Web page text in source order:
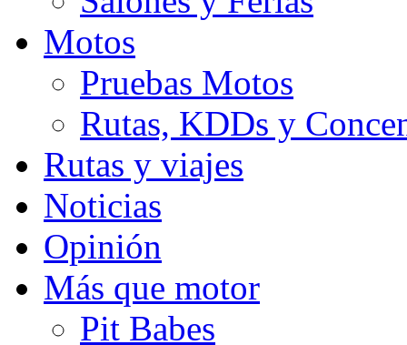
Motos
Pruebas Motos
Rutas, KDDs y
Rutas y viajes
Noticias
Opinión
Más que motor
Pit Babes